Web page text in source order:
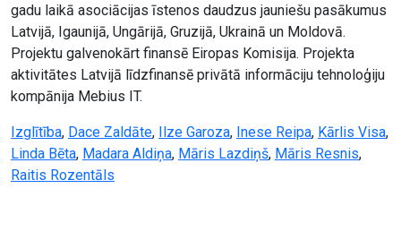
gadu laikā asociācijas īstenos daudzus jauniešu pasākumus
Latvijā, Igaunijā, Ungārijā, Gruzijā, Ukrainā un Moldovā.
Projektu galvenokārt finansē Eiropas Komisija. Projekta
aktivitātes Latvijā līdzfinansē privātā informāciju tehnoloģiju
kompānija Mebius IT.
Izglītība, Dace Zaldāte, Ilze Garoza, Inese Reipa, Kārlis Visa,
Linda Bēta, Madara Aldiņa, Māris Lazdiņš, Māris Resnis,
Raitis Rozentāls